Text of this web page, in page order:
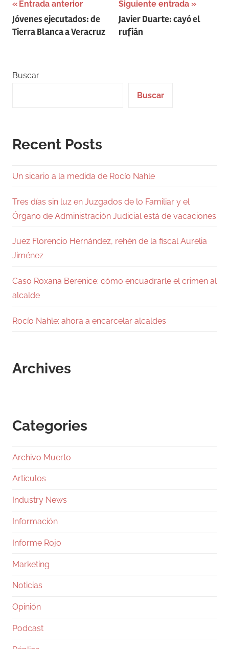
Navegación
de
Entrada anterior
Jóvenes ejecutados: de
Tierra Blanca a Veracruz
Siguiente entrada
Javier Duarte: cayó el
rufián
Buscar
Buscar
Recent Posts
Un sicario a la medida de Rocío Nahle
Tres días sin luz en Juzgados de lo Familiar y el
Órgano de Administración Judicial está de vacaciones
Juez Florencio Hernández, rehén de la fiscal Aurelia
Jiménez
Caso Roxana Berenice: cómo encuadrarle el crimen al
alcalde
Rocío Nahle: ahora a encarcelar alcaldes
Archives
Categories
Archivo Muerto
Artículos
Industry News
Información
Informe Rojo
Marketing
Noticias
Opinión
Podcast